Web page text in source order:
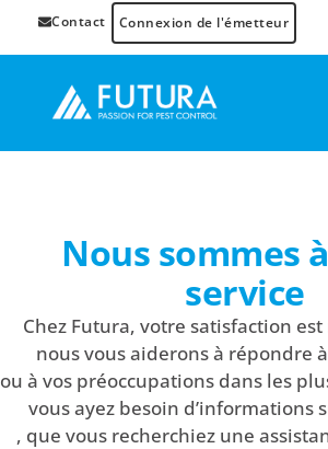
Contact Connexion de l'émetteur
Nous sommes
service
Chez Futura, votre satisfaction
nous vous aiderons à répondre
ou à vos préoccupations dans les
vous ayez besoin d’informations
, que vous recherchiez une